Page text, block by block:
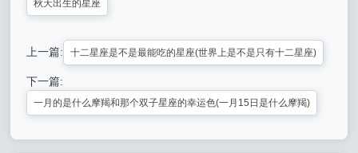
秋天出生的星座
上一篇: 十二星座是不是最能吃的星座(世界上是不是只有十二星座)
下一篇:
一月的是什么摩羯和那个双子星座的幸运色(一月15日是什么摩羯)